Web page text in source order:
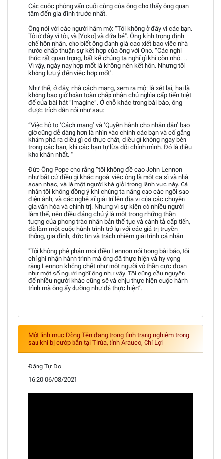
Các cuộc phỏng vấn cuối cùng của ông cho thấy ông quan
tâm đến gia đình trước nhất.
Ông nói với các người hâm mộ: “Tôi không ở đây vì các bạn.
Tôi ở đây vì tôi, và [Yoko] và đứa bé". Ông kính trọng định
chế hôn nhân, cho biết ông đánh giá cao xiết bao việc nhà
nước chấp thuận sự kết hợp của ông với Ono. “Các nghi
thức rất quan trọng, bất kể chúng ta nghĩ gì khi còn nhỏ. …
Vì vậy, ngày nay hợp mốt là không nên kết hôn. Nhưng tôi
không lưu ý đến việc hợp mốt".
Như thế, ở đây, nhà cách mạng, xem ra một là xét lại, hai là
không bao giờ hoàn toàn chấp nhận chủ nghĩa cấp tiến triệt
để của bài hát “Imagine”. Ở chỗ khác trong bài báo, ông
được trích dẫn nói như sau:
“Việc hô to ‘Cách mạng’ và ‘Quyền hành cho nhân dân’ bao
giờ cũng dễ dàng hơn là nhìn vào chính các bạn và cố gắng
khám phá ra điều gì có thực chất, điều gì không ngay bên
trong các bạn, khi các bạn tự lừa dối chính mình. Đó là điều
khó khăn nhất. "
Đức Ông Pope cho rằng “tôi không đề cao John Lennon
như bất cứ điều gì khác ngoài việc ông là một ca sĩ và nhà
soạn nhạc, và là một người khá giỏi trong lãnh vực này. Cá
nhân tôi không đồng ý khi chúng ta nâng cao các ngôi sao
điện ảnh, và các nghệ sĩ giải trí lên địa vị của các chuyên
gia văn hóa và chính trị. Nhưng vì sự kiện có nhiều người
làm thế, nên điều đáng chú ý là một trong những thần
tượng của phong trào nhân bản thế tục và cánh tả cấp tiến,
đã làm một cuộc hành trình trở lại với các giá trị truyền
thống, gia đình, đức tin và trách nhiệm giải trình cá nhân.
"Tôi không phê phán mọi điều Lennon nói trong bài báo, tôi
chỉ ghi nhận hành trình mà ông đã thực hiện và hy vọng
rằng Lennon không chết như một người vô thần cực đoan
như một số người nghĩ ông như vậy. Tôi cũng cầu nguyện
để nhiều người khác cũng sẽ và chịu thực hiện cuộc hành
trình mà ông ấy dường như đã thực hiện”.
Một linh mục Dòng Tên đang trong tình trạng nghiêm trọng
sau khi bị cướp bắn tại Tirúa, tỉnh Arauco, Chí Lợi
Đặng Tự Do
16:20 06/08/2021